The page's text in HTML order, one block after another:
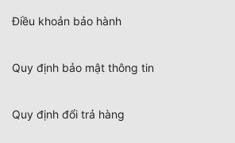
Điều khoản bảo hành
Quy định bảo mật thông tin
Quy định đổi trả hàng